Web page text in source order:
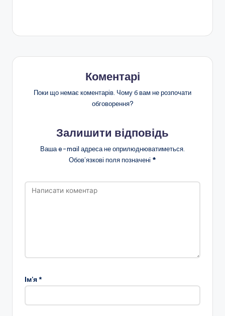
Коментарі
Поки що немає коментарів. Чому б вам не розпочати
обговорення?
Залишити відповідь
Ваша e-mail адреса не оприлюднюватиметься.
Обов’язкові поля позначені *
Ім'я*